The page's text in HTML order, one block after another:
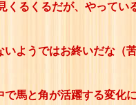
くるくるだが、やってい
ようではお終いだな（苦
馬と角が活躍する変化